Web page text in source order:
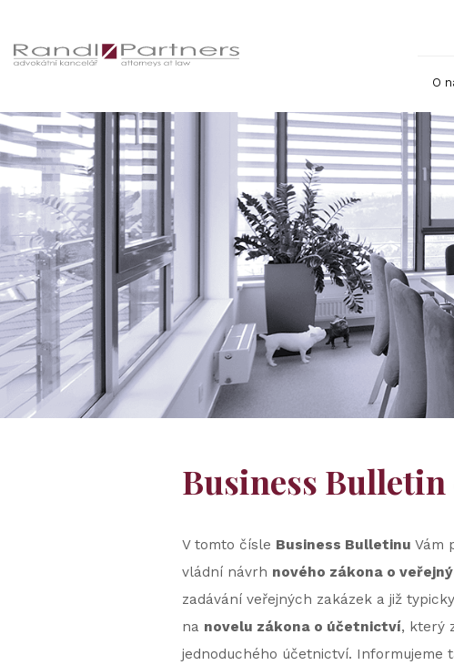
O
Business Bulletin
V tomto čísle Business Bulletinu Vám
vládní návrh nového zákona o
zadávání veřejných zakázek a již
na novelu zákona o účetnictví, který
jednoduchého účetnictví. Informujeme